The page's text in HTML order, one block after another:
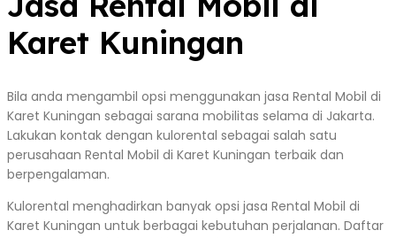
Karet Kuningan
Bila anda mengambil opsi menggunakan jasa Rental Mobil di
Karet Kuningan sebagai sarana mobilitas selama di Jakarta.
Lakukan kontak dengan kulorental sebagai salah satu
perusahaan Rental Mobil di Karet Kuningan terbaik dan
berpengalaman.
Kulorental menghadirkan banyak opsi jasa Rental Mobil di
Karet Kuningan untuk berbagai kebutuhan perjalanan. Daftar